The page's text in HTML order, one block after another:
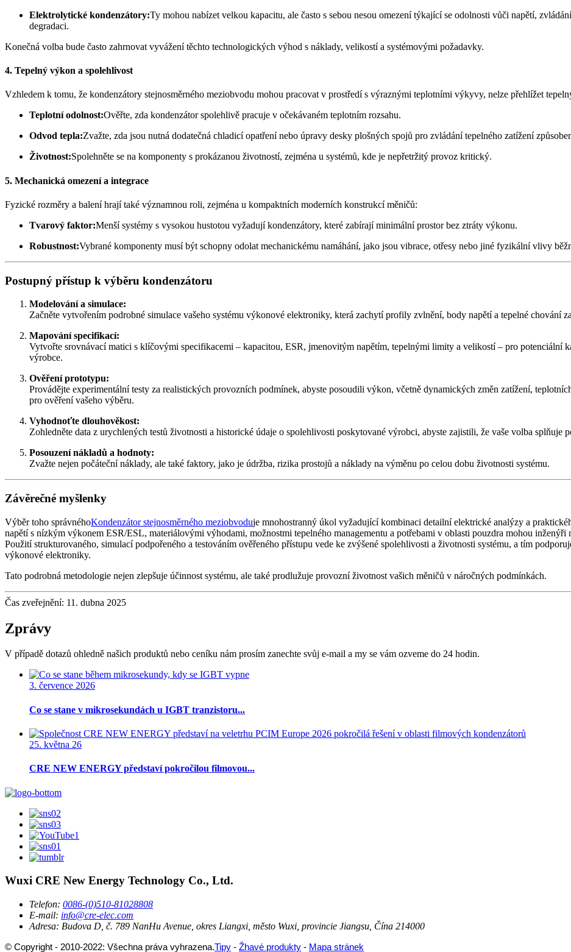
Elektrolytické kondenzátory:Ty mohou nabízet velkou kapacitu, ale často s sebou nesou omezení týkající se odolnosti vůči napětí,
degradaci.
Konečná volba bude často zahrnovat vyvážení těchto technologických výhod s náklady, velikostí a systémovými požadavky.
4. Tepelný výkon a spolehlivost
Vzhledem k tomu, že kondenzátory stejnosměrného meziobvodu mohou pracovat v prostředí s výraznými teplotními výkyvy, nelze přehlížet
Teplotní odolnost:Ověřte, zda kondenzátor spolehlivě pracuje v očekávaném teplotním rozsahu.
Odvod tepla:Zvažte, zda jsou nutná dodatečná chladicí opatření nebo úpravy desky plošných spojů pro zvládání tepelného zatížení
Životnost:Spolehněte se na komponenty s prokázanou životností, zejména u systémů, kde je nepřetržitý provoz kritický.
5. Mechanická omezení a integrace
Fyzické rozměry a balení hrají také významnou roli, zejména u kompaktních moderních konstrukcí měničů:
Tvarový faktor:Menší systémy s vysokou hustotou vyžadují kondenzátory, které zabírají minimální prostor bez ztráty výkonu.
Robustnost:Vybrané komponenty musí být schopny odolat mechanickému namáhání, jako jsou vibrace, otřesy nebo jiné fyzikální vlivy
Postupný přístup k výběru kondenzátoru
Modelování a simulace:
Začněte vytvořením podrobné simulace vašeho systému výkonové elektroniky, která zachytí profily zvlnění, body napětí a tepelné chování
Mapování specifikací:
Vytvořte srovnávací matici s klíčovými specifikacemi – kapacitou, ESR, jmenovitým napětím, tepelnými limity a velikostí – pro potenciální
výrobce.
Ověření prototypu:
Provádějte experimentální testy za realistických provozních podmínek, abyste posoudili výkon, včetně dynamických změn zatížení,
pro ověření vašeho výběru.
Vyhodnoťte dlouhověkost:
Zohledněte data z urychlených testů životnosti a historické údaje o spolehlivosti poskytované výrobci, abyste zajistili, že vaše volba splňuje
Posouzení nákladů a hodnoty:
Zvažte nejen počáteční náklady, ale také faktory, jako je údržba, rizika prostojů a náklady na výměnu po celou dobu životnosti systému.
Závěrečné myšlenky
Výběr toho správnéhoKondenzátor stejnosměrného meziobvoduje mnohostranný úkol vyžadující kombinaci detailní elektrické analýzy a
napětí s nízkým výkonem ESR/ESL, materiálovými výhodami, možnostmi tepelného managementu a potřebami v oblasti pouzdra mohou
Použití strukturovaného, ​​simulací podpořeného a testováním ověřeného přístupu vede ke zvýšené spolehlivosti a životnosti systému, a tím
výkonové elektroniky.
Tato podrobná metodologie nejen zlepšuje účinnost systému, ale také prodlužuje provozní životnost vašich měničů v náročných podmínkách.
Čas zveřejnění: 11. dubna 2025
Zprávy
V případě dotazů ohledně našich produktů nebo ceníku nám prosím zanechte svůj e-mail a my se vám ozveme do 24 hodin.
3. července 2026
Co se stane v mikrosekundách u IGBT tranzistoru...
25. května 26
CRE NEW ENERGY představí pokročilou filmovou...
Wuxi CRE New Energy Technology Co., Ltd.
Telefon: 0086-(0)510-81028808
E-mail: info@cre-elec.com
Adresa: Budova D, č. 789 NanHu Avenue, okres Liangxi, město Wuxi, provincie Jiangsu, Čína 214000
© Copyright - 2010-2022: Všechna práva vyhrazena.Tipy - Žhavé produkty - Mapa stránek